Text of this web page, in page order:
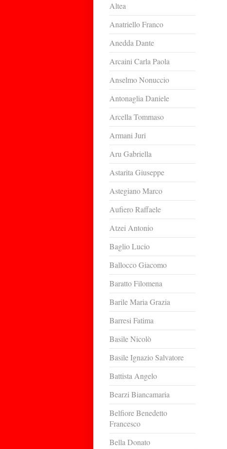
Altea
Anatriello Franco
Anedda Dante
Arcaini Carla Paola
Anselmo Nonuccio
Antonaglia Daniele
Arcella Tommaso
Armani Juri
Aru Gabriella
Astarita Giuseppe
Astegiano Marco
Aufiero Raffaele
Atzei Antonio
Baglio Lucio
Ballocco Giacomo
Baratto Filomena
Barile Maria Grazia
Barresi Fatima
Basile Nicolò
Basile Ignazio Salvatore
Battista Angelo
Bearzi Biancamaria
Belfiore Benedetto
Francesco
Bella Donato